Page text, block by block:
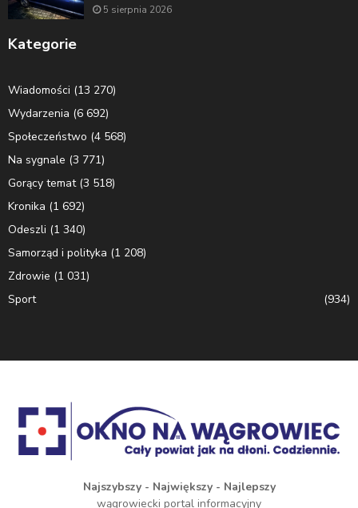
5 sierpnia 2026
Kategorie
Wiadomości (13 270)
Wydarzenia (6 692)
Społeczeństwo (4 568)
Na sygnale (3 771)
Gorący temat(3 518)
Kronika (1 692)
Odeszli (1 340)
Samorząd i polityka (1 208)
Zdrowie (1 031)
Sport
(934)
Najszybszy - Największy - Najlepszy
wągrowiecki portal informacyjny